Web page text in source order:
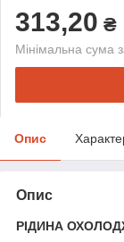
313,20 ₴
Мінімальна сума
Опис
Опис
РІДИНА